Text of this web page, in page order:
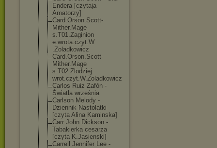
Endera [czytaja
Amatorzy]
Card.Orson.Scott-
Mither.Mage
s.T01.Zaginion
e.wrota.czyt.W
.Zoladkowicz
Card.Orson.Scott-
Mither.Mage
s.T02.Zlodziej
wrot.czyt.W.Zo ladkowicz
Carlos Ruiz Zafón -
Światła września
Carlson Melody -
Dziennik Nastolatki
[czyta Alina Kaminska]
Carr John Dickson -
Tabakierka cesarza
[czyta K.Jasienski]
Carrell Jennifer Lee -